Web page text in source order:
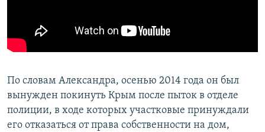
​По словам Александра, осенью 2014 года он был
вынужден покинуть Крым после пыток в отделе
полиции, в ходе которых участковые принуждали
его отказаться от права собственности на дом,